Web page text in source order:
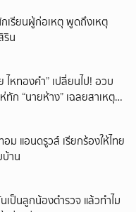
เรียนผู้ก่อเหตุ พูดถึงเหตุ
ริน
ไหทองคำ” เปลี่ยนไป! อวบ
ก “นายห้าง” เฉลยสาเหตุ
แอนดรูวส์ เรียกร้องให้ไทย
าน
ป็นลูกน้องตำรวจ แล้วทำไม